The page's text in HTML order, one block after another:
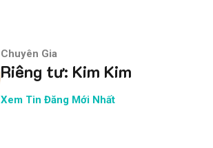
Chuyên Gia
Riêng tư: Kim Kim
Xem Tin Đăng Mới Nhất